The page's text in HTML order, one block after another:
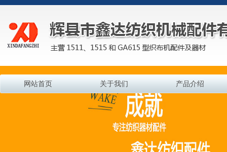
网站首页 关于我们 产品介绍